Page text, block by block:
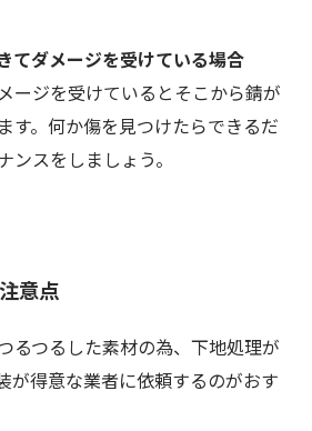
てダメージを受けている場合
ージを受けているとそこから錆が
す。何か傷を見つけたらできるだ
ンスをしましょう。
意点
るつるした素材の為、下地処理が
が得意な業者に依頼するのがおす